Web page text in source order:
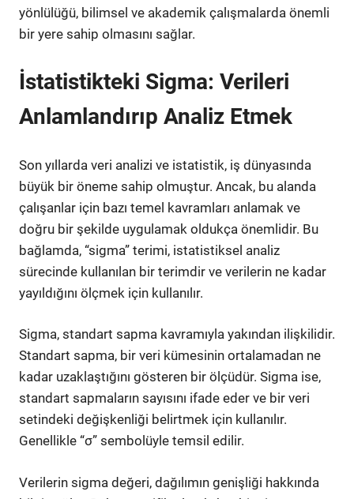
yönlülüğü, bilimsel ve akademik çalışmalarda önemli
bir yere sahip olmasını sağlar.
İstatistikteki Sigma: Verileri
Anlamlandırıp Analiz Etmek
Son yıllarda veri analizi ve istatistik, iş dünyasında
büyük bir öneme sahip olmuştur. Ancak, bu alanda
çalışanlar için bazı temel kavramları anlamak ve
doğru bir şekilde uygulamak oldukça önemlidir. Bu
bağlamda, “sigma” terimi, istatistiksel analiz
sürecinde kullanılan bir terimdir ve verilerin ne kadar
yayıldığını ölçmek için kullanılır.
Sigma, standart sapma kavramıyla yakından ilişkilidir.
Standart sapma, bir veri kümesinin ortalamadan ne
kadar uzaklaştığını gösteren bir ölçüdür. Sigma ise,
standart sapmaların sayısını ifade eder ve bir veri
setindeki değişkenliği belirtmek için kullanılır.
Genellikle “σ” sembolüyle temsil edilir.
Verilerin sigma değeri, dağılımın genişliği hakkında